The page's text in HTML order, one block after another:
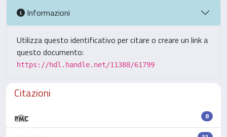
Informazioni
Utilizza questo identificativo per citare o creare un link a
questo documento:
https://hdl.handle.net/11388/61799
Citazioni
8